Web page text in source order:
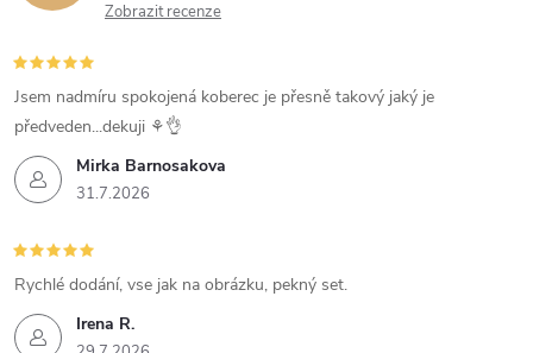
Zobrazit recenze
Mirka Barnosakova
31.7.2026
Jsem nadmíru spokojená koberec je přesně takový jaký je
předveden...dekuji ⚘️👌
Irena R.
Rychlé dodání, vse jak na obrázku, pekný set.